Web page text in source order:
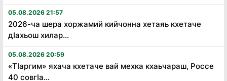
05.08.2026 21:57
2026-ча шера хоржамий кийчонна хетаяь кхетаче
дӏахьош хилар...
05.08.2026 20:59
«Тӏаргим» яхача кхетаче вай мехка кхаьчараш, Россе
40 совгӏа...